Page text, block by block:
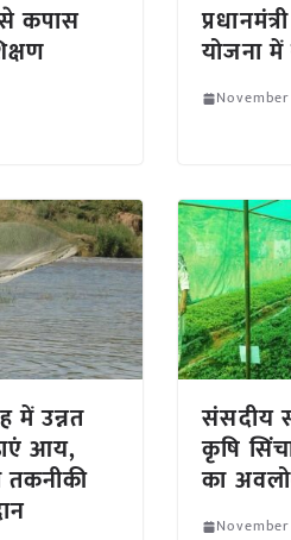
कपास
योजना
में उन्नत
आय,
तकनीकी
संसदीय
कृषि
का